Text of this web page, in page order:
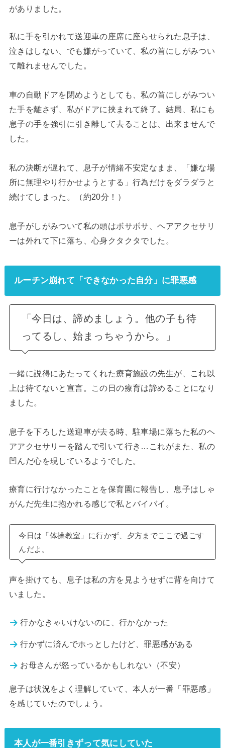
がありました。
私に手を引かれて送迎車の座席に座らせられた息子は、
泣きはしない、でも嫌がっていて、私の首にしがみつい
て離れませんでした。
車の自動ドアを閉めようとしても、私の首にしがみつい
た手を離さず、私がドアに挟まれて終了。結局、私にも
息子の手を強引に引き離して去ることは、出来ませんで
した。
私の決断が遅れて、息子が情緒不安定なまま、「嫌な場
所に無理やり行かせようとする」行為だけをダラダラと
続けてしまった。（約20分！）
息子がしがみついて私の頭はボサボサ、ヘアアクセサリ
ーは外れて下に落ち、心身クタクタでした。
ルーチン崩れて「できなかった自分」に罪悪感
「今日は、諦めましょう。他の子も待
ってるし、始まっちゃうから。」
一緒に説得にあたってくれた療育施設の先生が、これ以
上は待てないと宣言。この日の療育は諦めることになり
ました。
息子を下ろした送迎車が去る時、駐車場に落ちた私のヘ
アアクセサリーを踏んで引いて行き…これがまた、私の
凹んだ心を現しているようでした。
療育に行けなかったことを保育園に報告し、息子はしゃ
がんだ先生に抱かれる感じで私とバイバイ。
今日は「体操教室」に行かず、夕方までここで過ごす
んだよ。
声を掛けても、息子は私の方を見ようせずに背を向けて
いました。
行かなきゃいけないのに、行かなかった
行かずに済んでホっとしたけど、罪悪感がある
お母さんが怒っているかもしれない（不安）
息子は状況をよく理解していて、本人が一番「罪悪感」
を感じていたのでしょう。
本人が一番引きずって気にしていた